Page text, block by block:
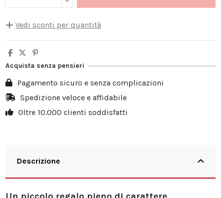
Vedi sconti per quantità
Quantità Sconto unità
Salva
10%
10
13,98 €
20
25%
30
30%
Acquista senza pensieri
Pagamento sicuro e senza complicazioni
Spedizione veloce e affidabile
Oltre 10.000 clienti soddisfatti
Descrizione